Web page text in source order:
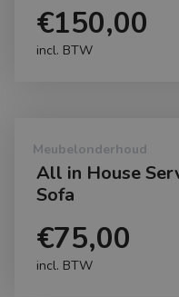
€150,00
incl. BTW
Meubelonderhoud
All in House
Sofa
€75,00
incl. BTW